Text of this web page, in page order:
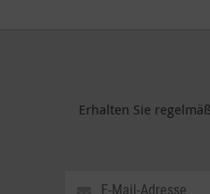
Erhalten Sie